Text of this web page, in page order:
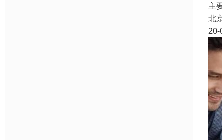
主
北
20-